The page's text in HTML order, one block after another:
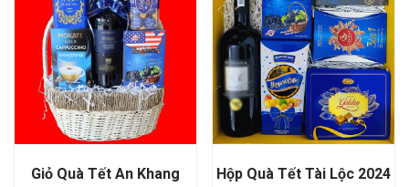
Giỏ Quà Tết An Khang Hộp Quà Tết Tài Lộc 2024